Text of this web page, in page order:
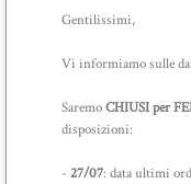
Gentilissimi,
Vi informiamo sulle
SaremoCHIUSI per
disposizioni:
- 27/07: data ultimi